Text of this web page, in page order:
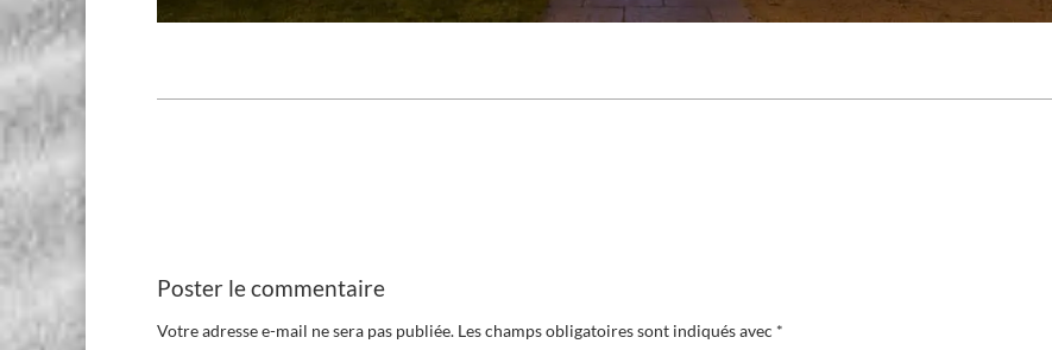
Poster le commentaire
Votre adresse e-mail ne sera pas publiée. Les champs obligatoires sont indiqués avec *